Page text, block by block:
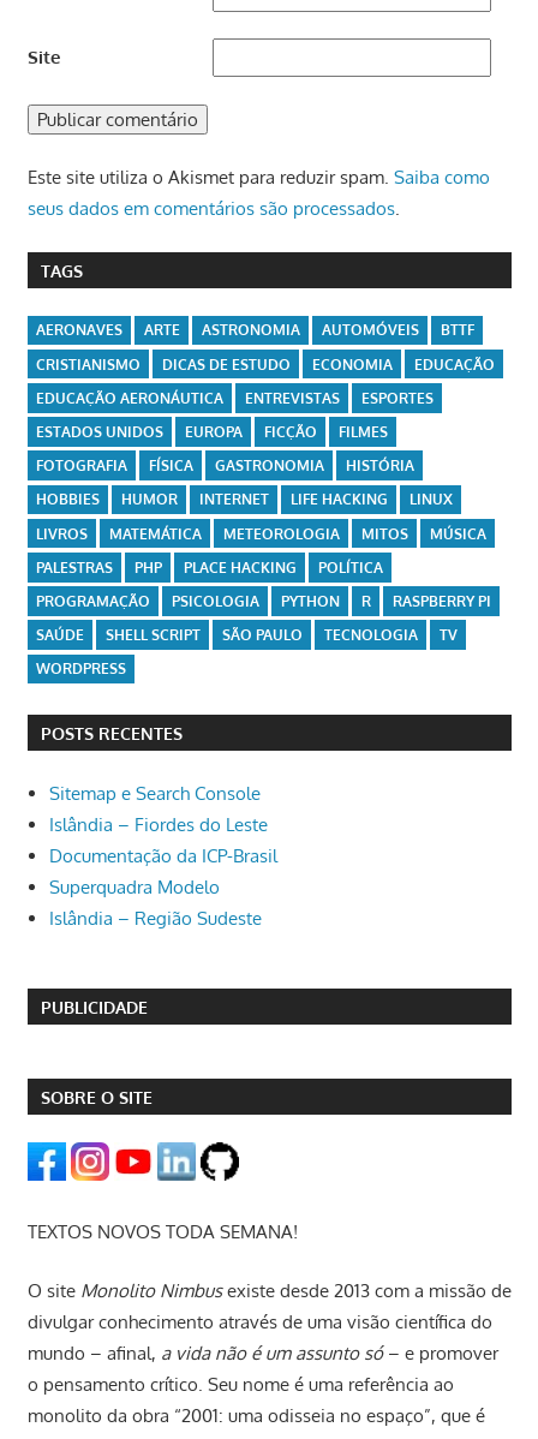
Site
Este site utiliza o Akismet para reduzir spam. Saiba como
seus dados em comentários são processados.
TAGS
AERONAVES ARTE ASTRONOMIA AUTOMÓVEIS
BTTF
CRISTIANISMO
DICAS DE ESTUDO ECONOMIA
EDUCAÇÃO
EDUCAÇÃO AERONÁUTICA
ENTREVISTAS
ESPORTES
ESTADOS UNIDOS
EUROPA FICÇÃO
FILMES
FOTOGRAFIA
FÍSICA GASTRONOMIA
HISTÓRIA
HOBBIES
HUMOR INTERNET LIFE HACKING
LINUX
LIVROS
MATEMÁTICA METEOROLOGIA MITOS
MÚSICA
PALESTRAS
PHP PLACE HACKING
POLÍTICA
PROGRAMAÇÃO
PSICOLOGIA PYTHON R
RASPBERRY PI
SAÚDE
SHELL SCRIPT SÃO PAULO TECNOLOGIA
TV
WORDPRESS
POSTS RECENTES
Sitemap e Search Console
Islândia – Fiordes do Leste
Documentação da ICP-Brasil
Superquadra Modelo
Islândia – Região Sudeste
PUBLICIDADE
SOBRE O SITE
TEXTOS NOVOS TODA SEMANA!
O site Monolito Nimbusexiste desde 2013 com a missão de
divulgar conhecimento através de uma visão científica do
mundo – afinal, a vida não é um assunto só– e promover
o pensamento crítico. Seu nome é uma referência ao
monolito da obra “2001: uma odisseia no espaço”, que é